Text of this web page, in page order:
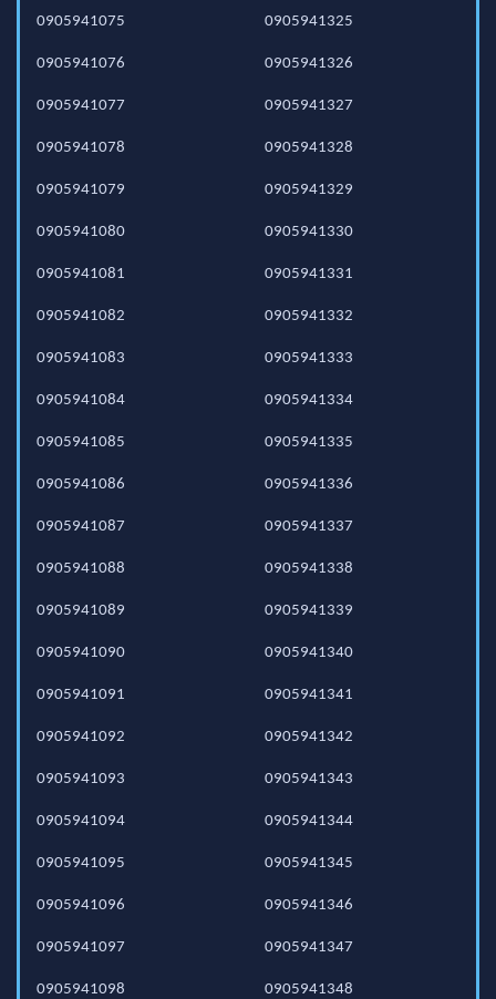
0905941075
0905941076
0905941077
0905941078
0905941079
0905941080
0905941081
0905941082
0905941083
0905941084
0905941085
0905941086
0905941087
0905941088
0905941089
0905941090
0905941091
0905941092
0905941093
0905941094
0905941095
0905941096
0905941097
0905941098
0905941325
0905941326
0905941327
0905941328
0905941329
0905941330
0905941331
0905941332
0905941333
0905941334
0905941335
0905941336
0905941337
0905941338
0905941339
0905941340
0905941341
0905941342
0905941343
0905941344
0905941345
0905941346
0905941347
0905941348